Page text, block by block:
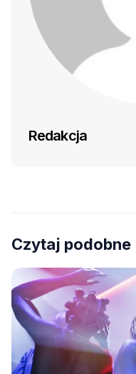
Redakcja
Czytaj podobne